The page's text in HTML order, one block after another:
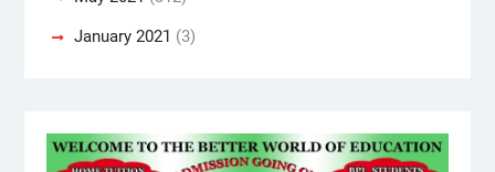
January 2021 (3)